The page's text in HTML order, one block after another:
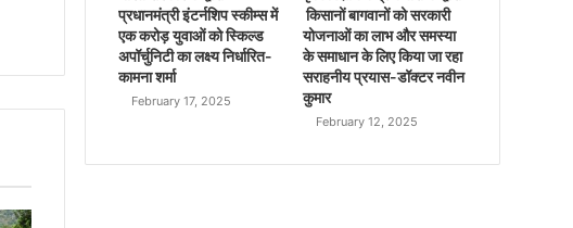
प्रधानमंत्री इंटर्नशिप स्कीम्स में
एक करोड़ युवाओं को स्किल्ड
अपॉर्चुनिटी का लक्ष्य निर्धारित-
कामना शर्मा
February 17, 2025
किसानों बागवानों को सरकारी
योजनाओं का लाभ और समस्या
के समाधान के लिए किया जा रहा
सराहनीय प्रयास-डॉक्टर नवीन
कुमार
February 12, 2025